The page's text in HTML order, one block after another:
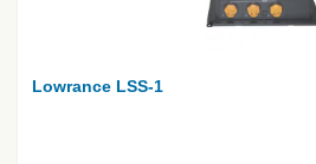
Lowrance LSS-1